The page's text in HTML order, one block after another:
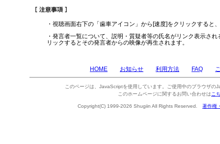
・視聴画面右下の「歯車アイコン」から[速度]をクリックすると
・発言者一覧について、説明・質疑者等の氏名がリンク表示さ
リックするとその発言者からの映像が再生されます。
HOME お知らせ 利用方法 FAQ
このページは、JavaScriptを使用しています。ご使用中のブラウザの
このホームページに関するお問い合わせは こ
Copyright(C) 1999-2026 Shugiin All Rights Reserved. 著作権